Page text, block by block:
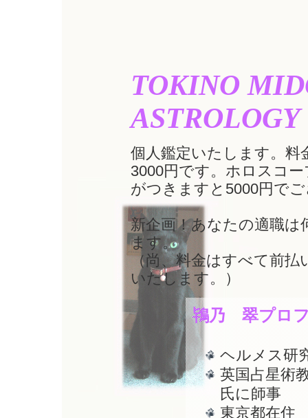
TOKINO
ASTROLOGY
個人鑑定いたします。料
3000円です。ホロスコ
がつきますと5000円で
新企画！あなたの適職は
ます。
（尚、料金はすべて前
いたします。）
鴇乃 翠プロ
ヘルメス研
英国占星術
氏に師事
東京都在住